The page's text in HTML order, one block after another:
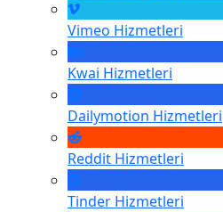
Vimeo Hizmetleri
Kwai Hizmetleri
Dailymotion Hizmetleri
Reddit Hizmetleri
Tinder Hizmetleri